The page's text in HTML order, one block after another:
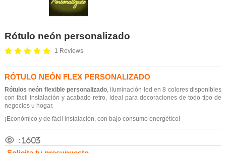
Rótulo neón personalizado
1 Reviews
RÓTULO NEÓN FLEX PERSONALIZADO
Rótulos neón flexible personalizado, iluminación led en 8 colores disponibles
con fácil instalación y acabado retro, ideal para decoraciones de todo tipo de
negocios u hogar.
¡Económico y de fácil instalación, con bajo consumo energético!
:1603